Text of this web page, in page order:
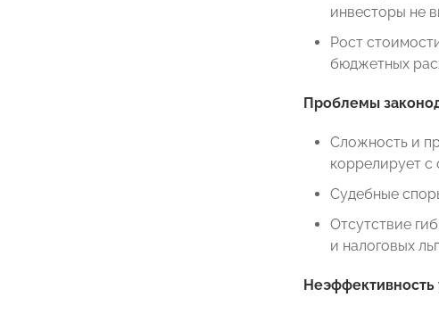
инвесторы не
Рост
бюджетных
Проблемы
Сложность и
коррелирует с
Судебные
Отсутствие
и налоговых
Неэффективность